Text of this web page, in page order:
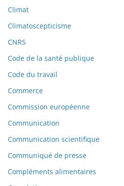
Climat
Climatoscepticisme
CNRS
Code de la santé publique
Code du travail
Commerce
Commission européenne
Communication
Communication scientifique
Communiqué de presse
Compléments alimentaires